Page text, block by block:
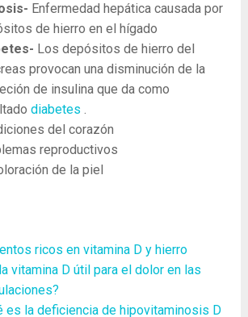
Enfermedad hepática causada por
de hierro en el hígado
Los depósitos de hierro del
provocan una disminución de la
de insulina que da como
diabetes .
del corazón
reproductivos
de la piel
ricos en vitamina D y hierro
vitamina D útil para el dolor en las
es la deficiencia de hipovitaminosis D